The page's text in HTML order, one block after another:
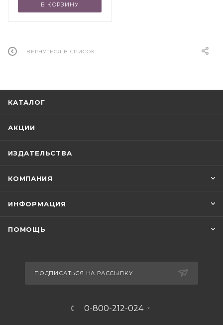
В КОРЗИНУ
ВЕРНУТЬСЯ В СПИСОК
КАТАЛОГ
АКЦИИ
ИЗДАТЕЛЬСТВА
КОМПАНИЯ
ИНФОРМАЦИЯ
ПОМОЩЬ
ПОДПИСАТЬСЯ НА РАССЫЛКУ
0-800-212-024